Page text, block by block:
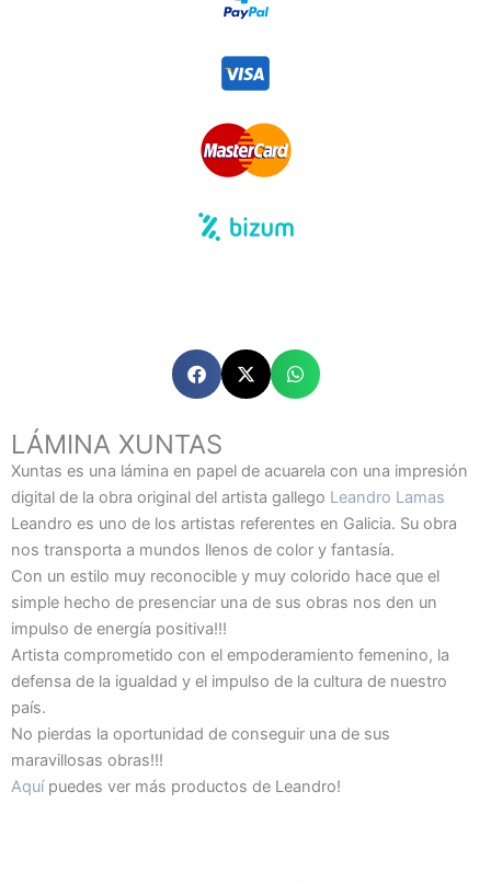
LÁMINA XUNTAS
Xuntas es una lámina en papel de acuarela con una impresión
digital de la obra original del artista gallego Leandro Lamas
Leandro es uno de los artistas referentes en Galicia. Su obra
nos transporta a mundos llenos de color y fantasía.
Con un estilo muy reconocible y muy colorido hace que el
simple hecho de presenciar una de sus obras nos den un
impulso de energía positiva!!!
Artista comprometido con el empoderamiento femenino, la
defensa de la igualdad y el impulso de la cultura de nuestro
país.
No pierdas la oportunidad de conseguir una de sus
maravillosas obras!!!
Aquípuedes ver más productos de Leandro!